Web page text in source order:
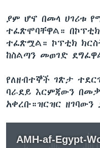
ቋንቋዎች
ያም ሆኖ በመላ ሀገሪቱ
ተፈጽሞባቸዋል።
ተፈጽሟል። ኮፕቲክ
ከስልጣን መወገድ
የለዘብተኞች ገጽታ
ባራደይ እርምጃውን
አቀረቡ።ዝርዝር